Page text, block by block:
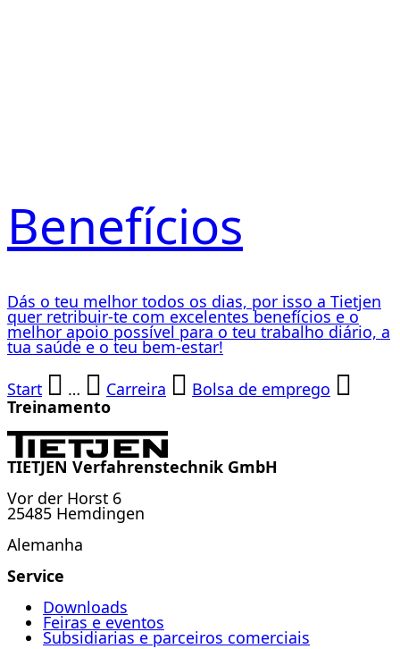
Benefícios
Dás o teu melhor todos os dias, por isso a Tietjen
quer retribuir-te com excelentes benefícios e o
melhor apoio possível para o teu trabalho diário, a
tua saúde e o teu bem-estar!
Start
… Carreira
Bolsa de emprego
Treinamento
TIETJEN Verfahrenstechnik GmbH
Vor der Horst 6
25485 Hemdingen
Alemanha
Service
Downloads
Feiras e eventos
Subsidiarias e parceiros comerciais